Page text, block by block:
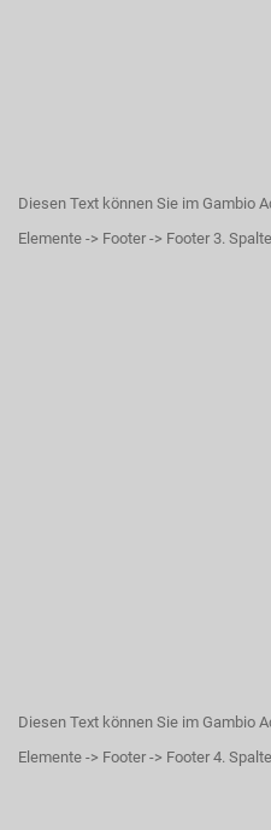
Diesen Text können Sie im Gambio
Elemente -> Footer -> Footer 3.
Diesen Text können Sie im Gambio
Elemente -> Footer -> Footer 4.